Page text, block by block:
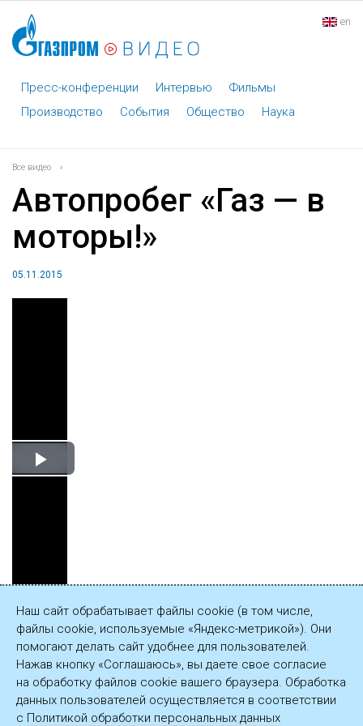
en
Пресс-конференции Интервью
Фильмы
Производство
События Общество Наука
Все видео ›
Автопробег «Газ — в
моторы!»
05.11.2015
Play
Сохранить
видеозапись
(16,49 МБ)
Наш сайт обрабатывает файлы cookie (в том числе,
файлы cookie, используемые «Яндекс-метрикой»). Они
помогают делать сайт удобнее для пользователей.
Нажав кнопку «Соглашаюсь», вы даете свое согласие
на обработку файлов cookie вашего браузера. Обработка
данных пользователей осуществляется в соответствии
с Политикой обработки персональных данных